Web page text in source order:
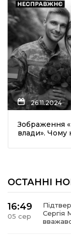
26.11.2024
Зображення
влади». Чому
ОСТАННІ
16:49
05 сер
Сергія